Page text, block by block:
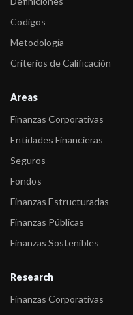
Codigos
Metodología
Criterios de Calificación
Areas
Finanzas Corporativas
Entidades Financieras
Seguros
Fondos
Finanzas Estructuradas
Finanzas Públicas
Finanzas Sostenibles
Research
Finanzas Corporativas